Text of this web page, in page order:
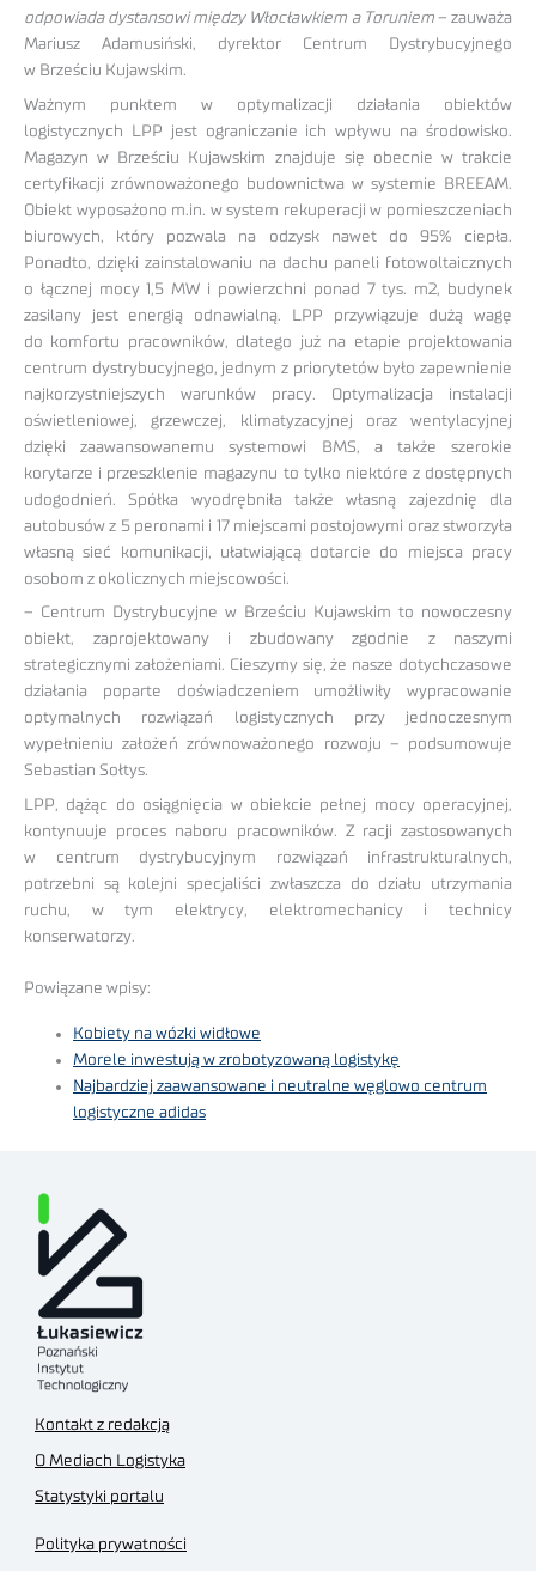
odpowiada dystansowi między Włocławkiem a Toruniem– zauważa
Mariusz Adamusiński, dyrektor Centrum Dystrybucyjnego
w Brześciu Kujawskim.
Ważnym punktem w optymalizacji działania obiektów
logistycznych LPP jest ograniczanie ich wpływu na środowisko.
Magazyn w Brześciu Kujawskim znajduje się obecnie w trakcie
certyfikacji zrównoważonego budownictwa w systemie BREEAM.
Obiekt wyposażono m.in. w system rekuperacji w pomieszczeniach
biurowych, który pozwala na odzysk nawet do 95% ciepła.
Ponadto, dzięki zainstalowaniu na dachu paneli fotowoltaicznych
o łącznej mocy 1,5 MW i powierzchni ponad 7 tys. m2, budynek
zasilany jest energią odnawialną. LPP przywiązuje dużą wagę
do komfortu pracowników, dlatego już na etapie projektowania
centrum dystrybucyjnego, jednym z priorytetów było zapewnienie
najkorzystniejszych warunków pracy. Optymalizacja instalacji
oświetleniowej, grzewczej, klimatyzacyjnej oraz wentylacyjnej
dzięki zaawansowanemu systemowi BMS, a także szerokie
korytarze i przeszklenie magazynu to tylko niektóre z dostępnych
udogodnień. Spółka wyodrębniła także własną zajezdnię dla
autobusów z 5 peronami i 17 miejscami postojowymi oraz stworzyła
własną sieć komunikacji, ułatwiającą dotarcie do miejsca pracy
osobom z okolicznych miejscowości.
– Centrum Dystrybucyjne w Brześciu Kujawskim to nowoczesny
obiekt, zaprojektowany i zbudowany zgodnie z naszymi
strategicznymi założeniami. Cieszymy się, że nasze dotychczasowe
działania poparte doświadczeniem umożliwiły wypracowanie
optymalnych rozwiązań logistycznych przy jednoczesnym
wypełnieniu założeń zrównoważonego rozwoju – podsumowuje
Sebastian Sołtys.
LPP, dążąc do osiągnięcia w obiekcie pełnej mocy operacyjnej,
kontynuuje proces naboru pracowników. Z racji zastosowanych
w centrum dystrybucyjnym rozwiązań infrastrukturalnych,
potrzebni są kolejni specjaliści zwłaszcza do działu utrzymania
ruchu, w tym elektrycy, elektromechanicy i technicy
konserwatorzy.
Powiązane wpisy:
Kobiety na wózki widłowe
Morele inwestują w zrobotyzowaną logistykę
Najbardziej zaawansowane i neutralne węglowo centrum
logistyczne adidas
Kontakt z redakcją
O Mediach Logistyka
Statystyki portalu
Polityka prywatności